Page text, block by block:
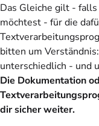
Das Gleiche gilt -
möchtest - für die
bitten um
unterschiedlich - und
Die Dokumentation
dir sicher weiter.